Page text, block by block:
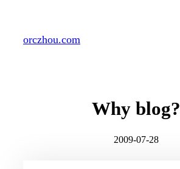
orczhou.com
Why blog?
2009-07-28